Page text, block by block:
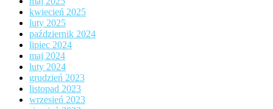
kwiecień 2025
luty 2025
październik 2024
lipiec 2024
maj 2024
luty 2024
grudzień 2023
listopad 2023
wrzesień 2023